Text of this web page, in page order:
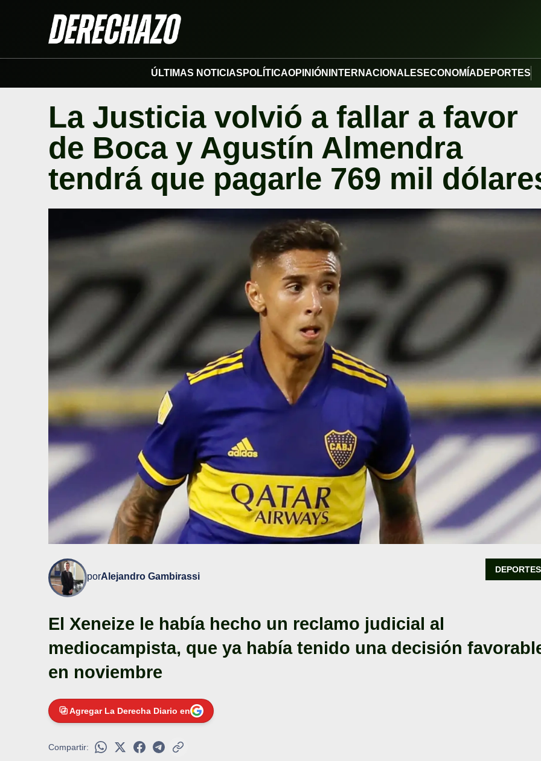
ÚLTIMAS NOTICIAS POLÍTICAOPINIÓN INTERNACIONALES ECONOMÍA DEPORTES
La Justicia volvió a fallar a favor
de Boca y Agustín Almendra
tendrá que pagarle 769 mil
porAlejandro Gambirassi
DEPORTES
El Xeneize le había hecho un reclamo judicial al
mediocampista, que ya había tenido una decisión
en noviembre
Agregar La Derecha Diario en
Compartir: